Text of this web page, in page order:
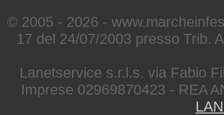
© 2005 - 2026 -
17 del 24/07/2003 presso Trib.
Lanetservice s.r.l.s. via Fabio
Imprese 02969870423 - REA